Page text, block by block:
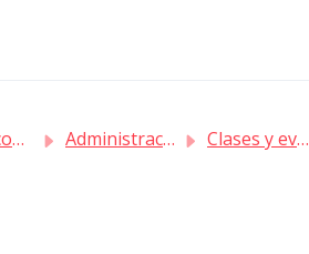
Administración Clases y evaluaciones